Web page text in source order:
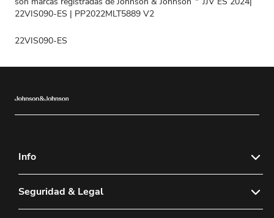
22VIS090-ES | PP2022MLT5889 V2
22VIS090-ES
Info
Contacto
Sitemap
Seguridad & Legal